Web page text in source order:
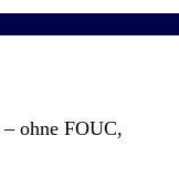
– ohne FOUC,